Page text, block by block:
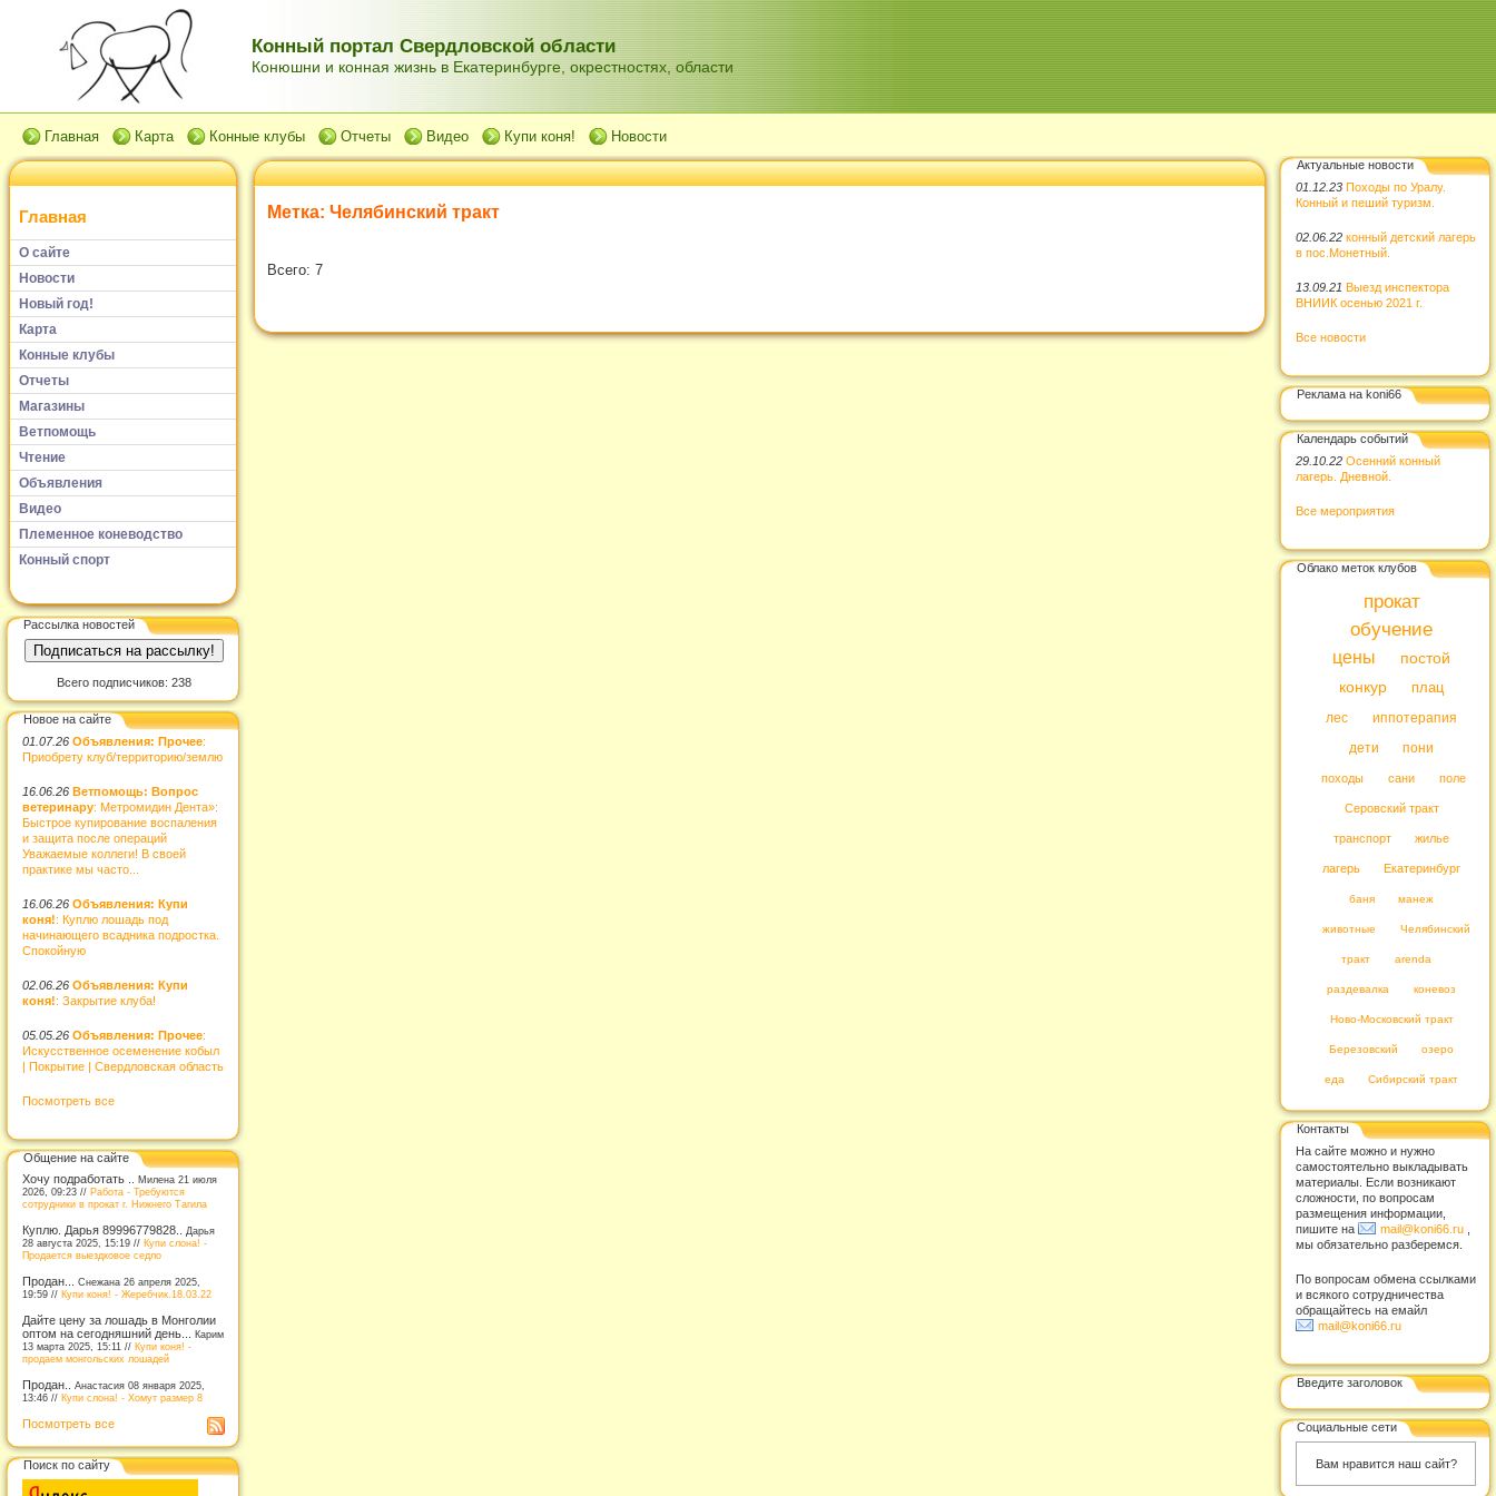
Конный портал Свердловской области
Конюшни и конная жизнь в Екатеринбурге, окрестностях, области
Главная Карта Конные клубы Отчеты Видео Купи коня! Новости
Главная
О сайте
Новости
Новый год!
Карта
Конные клубы
Отчеты
Магазины
Ветпомощь
Чтение
Объявления
Видео
Племенное коневодство
Конный спорт
Рассылка новостей
Всего подписчиков: 238
Новое на сайте
01.07.26 Объявления: Прочее:
Приобрету клуб/территорию/землю
16.06.26 Ветпомощь: Вопрос
ветеринару: Метромидин Дента»:
Быстрое купирование воспаления
и защита после операций
Уважаемые коллеги! В своей
практике мы часто...
16.06.26 Объявления: Купи
коня!: Куплю лошадь под
начинающего всадника подростка.
Спокойную
02.06.26 Объявления: Купи
коня!: Закрытие клуба!
05.05.26 Объявления: Прочее:
Искусственное осеменение кобыл
| Покрытие | Свердловская область
Посмотреть все
Общение на сайте
Хочу подработать .. Милена 21 июля
2026, 09:23 // Работа - Требуются
сотрудники в прокат г. Нижнего Тагила
Куплю. Дарья 89996779828..
Дарья
28 августа 2025, 15:19 // Купи слона! -
Продается выездковое седло
Продан... Снежана 26 апреля 2025,
19:59 // Купи коня! - Жеребчик.18.03.22
Дайте цену за лошадь в Монголии
оптом на сегодняшний день... Карим
13 марта 2025, 15:11 // Купи коня! -
продаем монгольских лошадей
Продан.. Анастасия 08 января 2025,
13:46 // Купи слона! - Хомут размер 8
Посмотреть все
Поиск по сайту
Метка: Челябинский тракт
Всего: 7
Актуальные новости
01.12.23 Походы по Уралу.
Конный и пеший туризм.
02.06.22 конный детский лагерь
в пос.Монетный.
13.09.21 Выезд инспектора
ВНИИК осенью 2021 г.
Все новости
Реклама на koni66
Календарь событий
29.10.22 Осенний конный
лагерь. Дневной.
Все мероприятия
Облако меток клубов
прокат
обучение
цены
постой
конкур
плац
лес
иппотерапия
дети
пони
походы сани поле
Серовский тракт
транспорт жилье
лагерь Екатеринбург
баня манеж
животные Челябинский
тракт arenda
раздевалка коневоз
Ново-Московский тракт
Березовский озеро
еда Сибирский тракт
Контакты
На сайте можно и нужно
самостоятельно выкладывать
материалы. Если возникают
сложности, по вопросам
размещения информации,
пишите на
mail@koni66.ru
мы обязательно разберемся.
По вопросам обмена ссылками
и всякого сотрудничества
обращайтесь на емайл
mail@koni66.ru
Введите заголовок
Социальные сети
Вам нравится наш сайт?